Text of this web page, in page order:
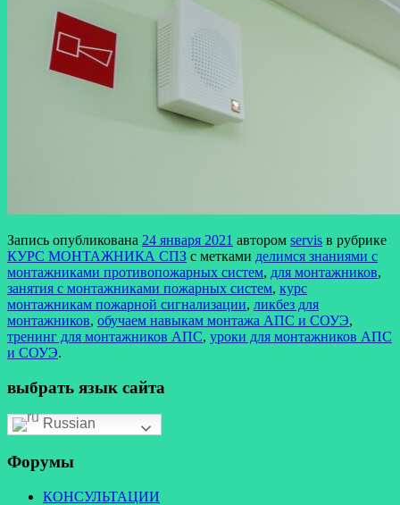
Запись опубликована 24 января 2021 автором servis в рубрике
КУРС МОНТАЖНИКА СПЗ с метками делимся знаниями с
монтажниками противопожарных систем, для монтажников,
занятия с монтажниками пожарных систем, курс
монтажникам пожарной сигнализации, ликбез для
монтажников, обучаем навыкам монтажа АПС и СОУЭ,
тренинг для монтажников АПС, уроки для монтажников АПС
и СОУЭ.
выбрать язык сайта
Russian
Форумы
КОНСУЛЬТАЦИИ